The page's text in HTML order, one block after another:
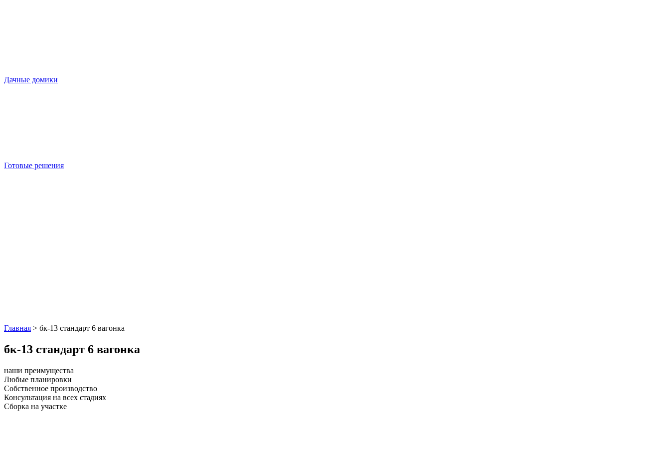
Дачные домики
Готовые решения
Главная > бк-13 стандарт 6 вагонка
бк-13 стандарт 6 вагонка
наши преимущества
Любые планировки
Собственное производство
Консультация на всех стадиях
Сборка на участке